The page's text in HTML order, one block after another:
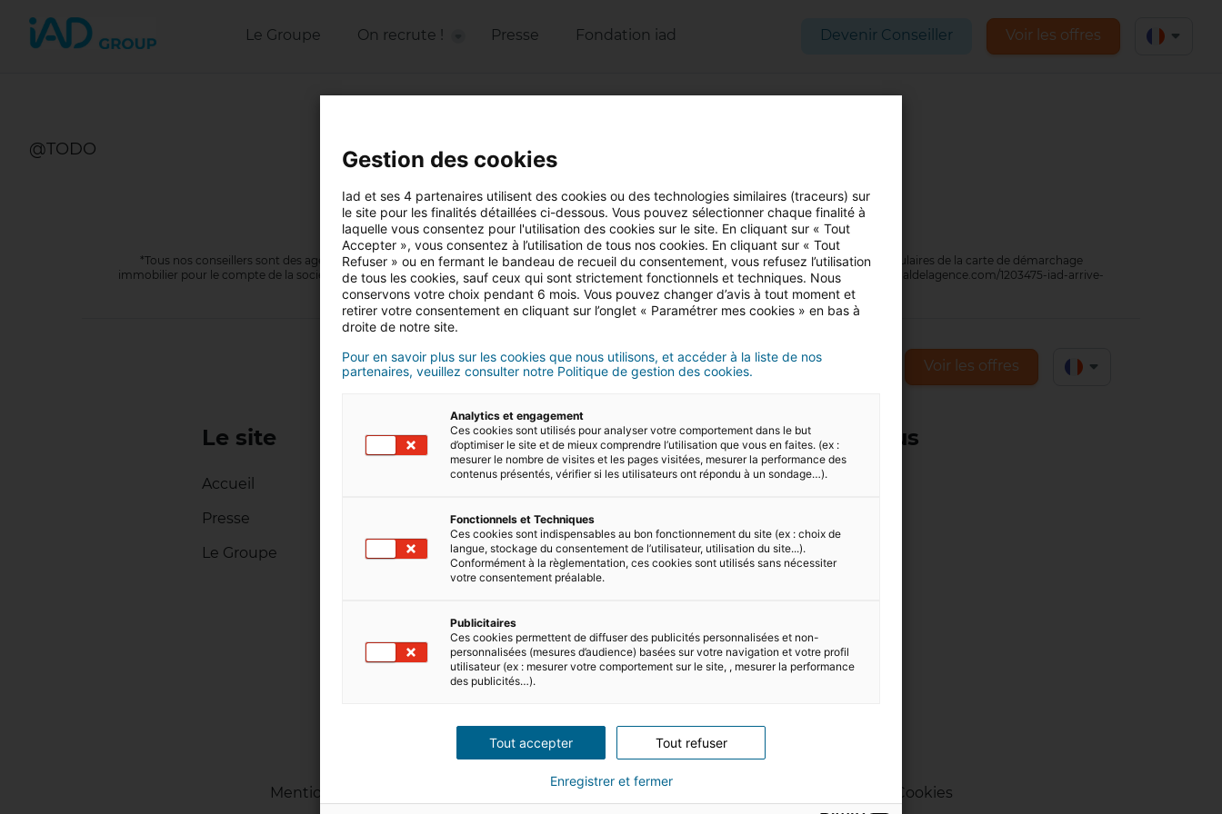
Le Groupe On recrute ! Presse Fondation iad Devenir Conseiller Voir les offres
@TODO
*Tous nos conseillers sont des agents commerciaux indépendants de la SAS I@D France immatriculés au RSAC (sans détention de fonds) titulaires de la carte de démarchage
immobilier pour le compte de la société I@D France. ** Classement FrenchWeb500 2021 https://www.frenchweb.fr/fw500 ET https://www.journaldelagence.com/1203475-iad-arrive-
en-tete-du-classement-fw500-frenchweb-dans-le-secteur-proptech
Devenir Conseiller Voir les offres
Le site
Accueil
Presse
Le Groupe
Nous rejoindre
France
Portugal
Espagne
Italie
Allemagne
Mexique
UK
Etats-Unis
Suivez-nous
Mentions légales Politique de confidentialité Politique de gestion des cookies Cookies
Gestion des cookies
Iad et ses 4 partenaires utilisent des cookies ou des technologies similaires (traceurs) sur
le site pour les finalités détaillées ci-dessous. Vous pouvez sélectionner chaque finalité à
laquelle vous consentez pour l'utilisation des cookies sur le site. En cliquant sur « Tout
Accepter », vous consentez à l’utilisation de tous nos cookies. En cliquant sur « Tout
Refuser » ou en fermant le bandeau de recueil du consentement, vous refusez l’utilisation
de tous les cookies, sauf ceux qui sont strictement fonctionnels et techniques. Nous
conservons votre choix pendant 6 mois. Vous pouvez changer d’avis à tout moment et
retirer votre consentement en cliquant sur l’onglet « Paramétrer mes cookies » en bas à
droite de notre site.
Pour en savoir plus sur les cookies que nous utilisons, et accéder à la liste de nos
partenaires, veuillez consulter notre Politique de gestion des cookies.
Analytics et engagement
Ces cookies sont utilisés pour analyser votre comportement dans le but
d’optimiser le site et de mieux comprendre l’utilisation que vous en faites. (ex :
mesurer le nombre de visites et les pages visitées, mesurer la performance des
contenus présentés, vérifier si les utilisateurs ont répondu à un sondage…).
Fonctionnels et Techniques
Ces cookies sont indispensables au bon fonctionnement du site (ex : choix de
langue, stockage du consentement de l’utilisateur, utilisation du site...).
Conformément à la règlementation, ces cookies sont utilisés sans nécessiter
votre consentement préalable.
Publicitaires
Ces cookies permettent de diffuser des publicités personnalisées et non-
personnalisées (mesures d’audience) basées sur votre navigation et votre profil
utilisateur (ex : mesurer votre comportement sur le site, , mesurer la performance
des publicités…).
Tout accepter Tout refuser
Enregistrer et fermer